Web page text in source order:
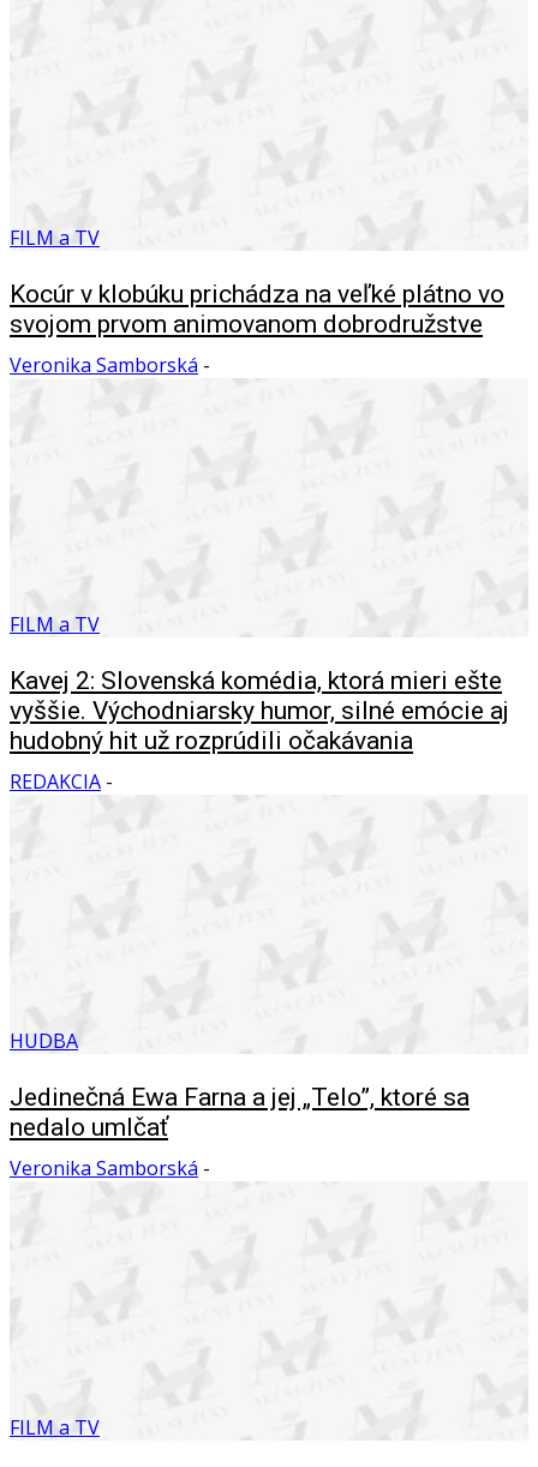
FILM a TV
Kocúr v klobúku prichádza na veľké plátno vo
svojom prvom animovanom dobrodružstve
Veronika Samborská -
FILM a TV
Kavej 2: Slovenská komédia, ktorá mieri ešte
vyššie. Východniarsky humor, silné emócie aj
hudobný hit už rozprúdili očakávania
REDAKCIA -
HUDBA
Jedinečná Ewa Farna a jej „Telo”, ktoré sa
nedalo umlčať
Veronika Samborská -
FILM a TV